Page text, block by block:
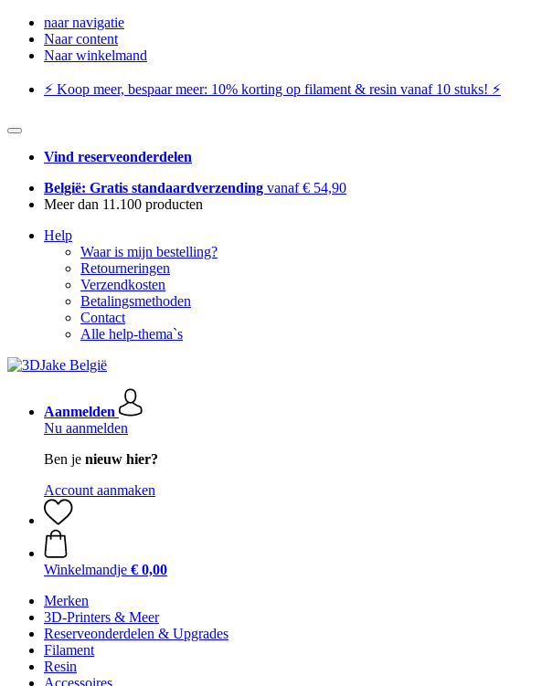
naar navigatie
Naar content
Naar winkelmand
⚡️ Koop meer, bespaar meer: ​​10% korting op filament & resin vanaf 10 stuks! ⚡️
Vind reserveonderdelen
België: Gratis standaardverzending vanaf € 54,90
Meer dan 11.100 producten
Help
Waar is mijn bestelling?
Retourneringen
Verzendkosten
Betalingsmethoden
Contact
Alle help-thema`s
Aanmelden
Nu aanmelden
Ben je nieuw hier?
Account aanmaken
Winkelmandje € 0,00
Merken
3D-Printers & Meer
Reserveonderdelen & Upgrades
Filament
Resin
Accessoires